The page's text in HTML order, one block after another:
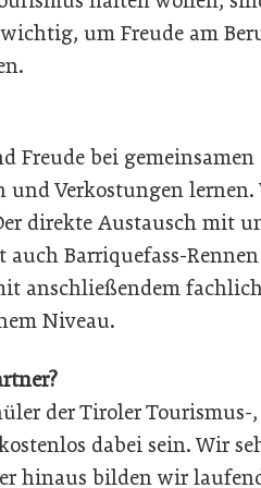
um Freude am
Freude bei gemeinsamen
und Verkostungen lernen.
direkte Austausch mit
Barriquefass-Rennen
anschließendem
Niveau.
der Tiroler Tourismus-
dabei sein. Wir
hinaus bilden wir